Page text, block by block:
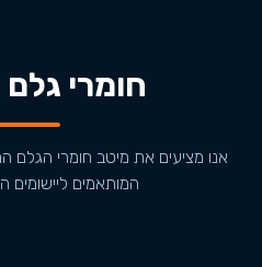
חומרי
אנו מציעים את מיטב חומרי
המותאמים ליישומים